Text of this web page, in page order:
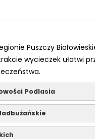
Puszczy
wycieczek ułatwi
Podlasia